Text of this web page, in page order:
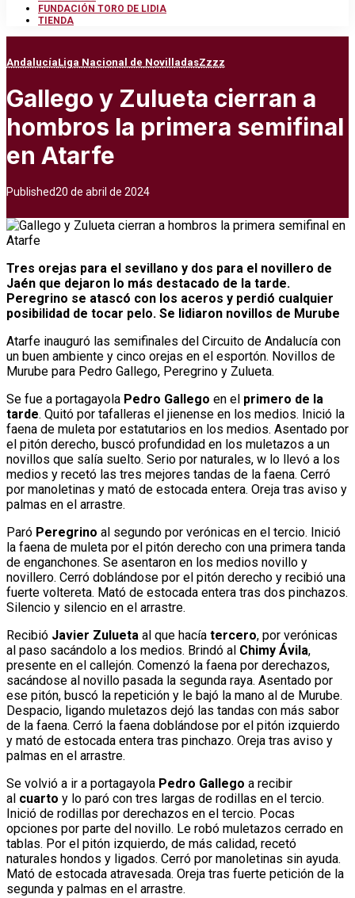
FUNDACIÓN TORO DE LIDIA
TIENDA
AndalucíaLiga Nacional de NovilladasZzzz
Gallego y Zulueta cierran a
hombros la primera semifinal
en Atarfe
Published20 de abril de 2024
Tres orejas para el sevillano y dos para el novillero de
Jaén que dejaron lo más destacado de la tarde.
Peregrino se atascó con los aceros y perdió cualquier
posibilidad de tocar pelo. Se lidiaron novillos de Murube
Atarfe inauguró las semifinales del Circuito de Andalucía con
un buen ambiente y cinco orejas en el esportón. Novillos de
Murube para Pedro Gallego, Peregrino y Zulueta.
Se fue a portagayola Pedro Gallego en el primero de la
tarde. Quitó por tafalleras el jienense en los medios. Inició la
faena de muleta por estatutarios en los medios. Asentado por
el pitón derecho, buscó profundidad en los muletazos a un
novillos que salía suelto. Serio por naturales, w lo llevó a los
medios y recetó las tres mejores tandas de la faena. Cerró
por manoletinas y mató de estocada entera. Oreja tras aviso y
palmas en el arrastre.
Paró Peregrino al segundo por verónicas en el tercio. Inició
la faena de muleta por el pitón derecho con una primera tanda
de enganchones. Se asentaron en los medios novillo y
novillero. Cerró doblándose por el pitón derecho y recibió una
fuerte voltereta. Mató de estocada entera tras dos pinchazos.
Silencio y silencio en el arrastre.
Recibió Javier Zulueta al que hacía tercero, por verónicas
al paso sacándolo a los medios. Brindó al Chimy Ávila,
presente en el callejón. Comenzó la faena por derechazos,
sacándose al novillo pasada la segunda raya. Asentado por
ese pitón, buscó la repetición y le bajó la mano al de Murube.
Despacio, ligando muletazos dejó las tandas con más sabor
de la faena. Cerró la faena doblándose por el pitón izquierdo
y mató de estocada entera tras pinchazo. Oreja tras aviso y
palmas en el arrastre.
Se volvió a ir a portagayola Pedro Gallego a recibir
al cuarto y lo paró con tres largas de rodillas en el tercio.
Inició de rodillas por derechazos en el tercio. Pocas
opciones por parte del novillo. Le robó muletazos cerrado en
tablas. Por el pitón izquierdo, de más calidad, recetó
naturales hondos y ligados. Cerró por manoletinas sin ayuda.
Mató de estocada atravesada. Oreja tras fuerte petición de la
segunda y palmas en el arrastre.